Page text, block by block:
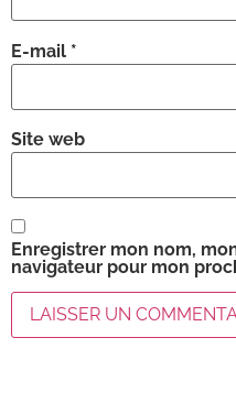
E-mail *
Site web
Enregistrer mon nom,
navigateur pour mon